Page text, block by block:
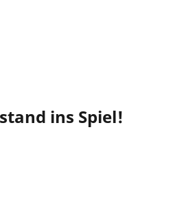
ins Spiel!